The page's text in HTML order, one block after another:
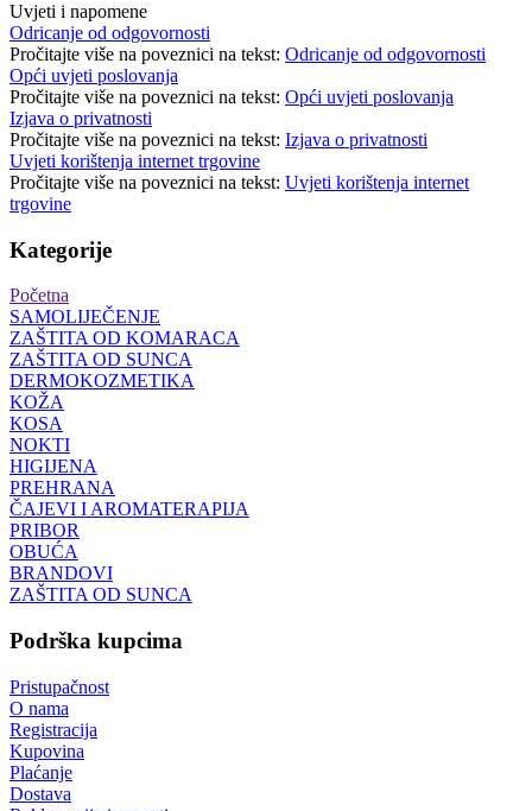
Uvjeti i napomene
Odricanje od odgovornosti
Pročitajte više na poveznici na tekst: Odricanje od odgovornosti
Opći uvjeti poslovanja
Pročitajte više na poveznici na tekst: Opći uvjeti poslovanja
Izjava o privatnosti
Pročitajte više na poveznici na tekst: Izjava o privatnosti
Uvjeti korištenja internet trgovine
Pročitajte više na poveznici na tekst: Uvjeti korištenja internet
trgovine
Kategorije
Početna
SAMOLIJEČENJE
ZAŠTITA OD KOMARACA
ZAŠTITA OD SUNCA
DERMOKOZMETIKA
KOŽA
KOSA
NOKTI
HIGIJENA
PREHRANA
ČAJEVI I AROMATERAPIJA
PRIBOR
OBUĆA
BRANDOVI
ZAŠTITA OD SUNCA
Podrška kupcima
Pristupačnost
O nama
Registracija
Kupovina
Plaćanje
Dostava